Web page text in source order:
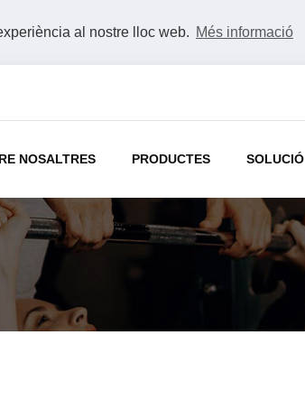
al nostre lloc web. Més informació
NOSALTRES PRODUCTES SOLUCIÓ